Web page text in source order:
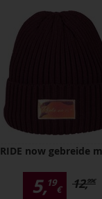
RIDE now gebreide
5,19
€ 12,99€